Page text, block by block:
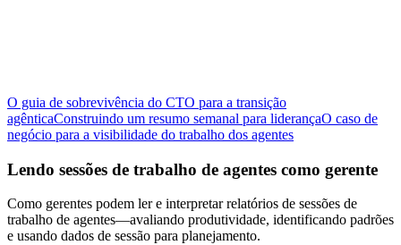
O guia de sobrevivência do CTO para a transição
agênticaConstruindo um resumo semanal para liderançaO caso de
negócio para a visibilidade do trabalho dos agentes
Lendo sessões de trabalho de agentes como gerente
Como gerentes podem ler e interpretar relatórios de sessões de
trabalho de agentes—avaliando produtividade, identificando padrões
e usando dados de sessão para planejamento.